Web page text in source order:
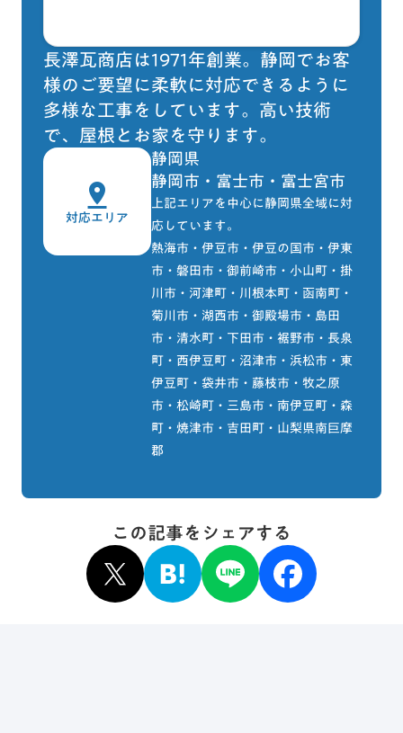
長澤瓦商店は1971年創業。静岡でお客
様のご要望に柔軟に対応できるように
多様な工事をしています。高い技術
で、屋根とお家を守ります。
pin_drop
対応エリア
静岡県
静岡市・富士市・富士宮市
上記エリアを中心に静岡県全域に対
応しています。
熱海市・伊豆市・伊豆の国市・伊東
市・磐田市・御前崎市・小山町・掛
川市・河津町・川根本町・函南町・
菊川市・湖西市・御殿場市・島田
市・清水町・下田市・裾野市・長泉
町・西伊豆町・沼津市・浜松市・東
伊豆町・袋井市・藤枝市・牧之原
市・松崎町・三島市・南伊豆町・森
町・焼津市・吉田町・山梨県南巨摩
郡
この記事をシェアする